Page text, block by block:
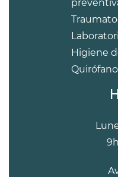
Higiene
Quirófano